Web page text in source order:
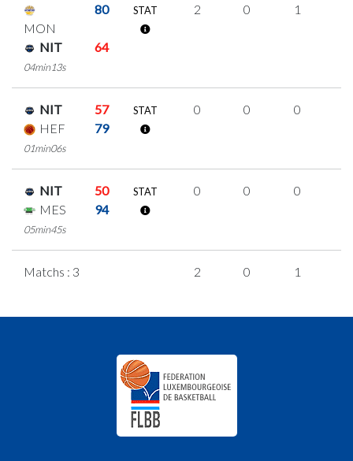
MON
80
NIT 64
04min13s
STAT 2 0 1
NIT
57
HEF
79
01min06s
STAT 0 0 0
NIT
50
MES
94
05min45s
STAT 0 0 0
Matchs : 3 2 0 1